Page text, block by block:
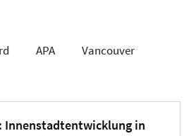
APA Vancouver
Innenstadtentwicklung in